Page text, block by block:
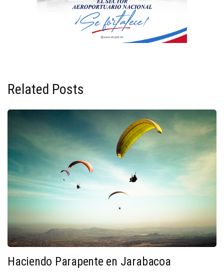
Related Posts
Haciendo Parapente en Jarabacoa